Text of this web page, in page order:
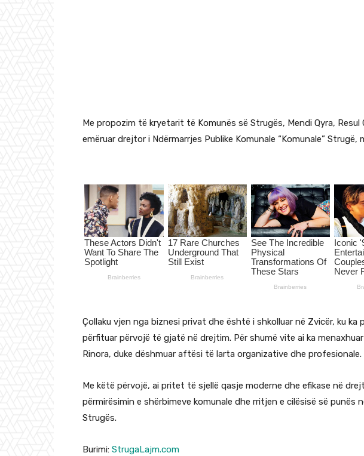
Me propozim të kryetarit të Komunës së Strugës, Mendi Qyra,
emëruar drejtor i Ndërmarrjes Publike Komunale “Komunale” Strugë,
Çollaku vjen nga biznesi privat dhe është i shkolluar në Zvicër, ku ka
përfituar përvojë të gjatë në drejtim. Për shumë vite ai ka
Rinora, duke dëshmuar aftësi të larta organizative dhe profesionale.
Me këtë përvojë, ai pritet të sjellë qasje moderne dhe efikase në
përmirësimin e shërbimeve komunale dhe rritjen e cilësisë së punës
Strugës.
Burimi: StrugaLajm.com